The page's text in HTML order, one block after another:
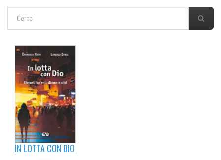
FORM DI RICERCA
IN LOTTA CON DIO